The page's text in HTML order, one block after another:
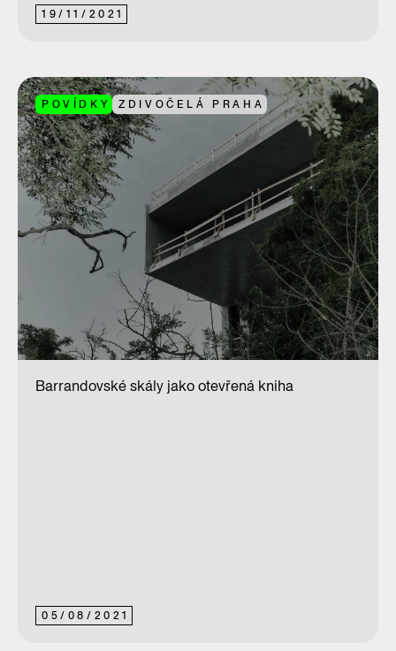
19/ 11/ 2021
POVÍDKY ZDIVOČELÁ PRAHA
05/ 08/ 2021
Barrandovské skály jako otevřená kniha